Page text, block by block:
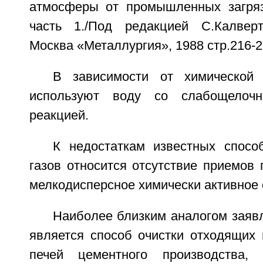
атмосферы от промышленных
часть 1./Под редакцией
Москва «Металлургия», 1988 стр.216-
В зависимости от
используют воду со
реакцией.
К недостаткам известных
газов относится отсутствие
мелкодисперсное химически активное
Наиболее близким аналогом
является способ очистки
печей цементного производства,